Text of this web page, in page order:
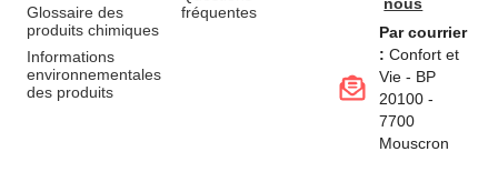
Glossaire des
produits chimiques
Informations
environnementales
des produits
fréquentes
Par courrier
: Confort et
Vie - BP
20100 -
7700
Mouscron